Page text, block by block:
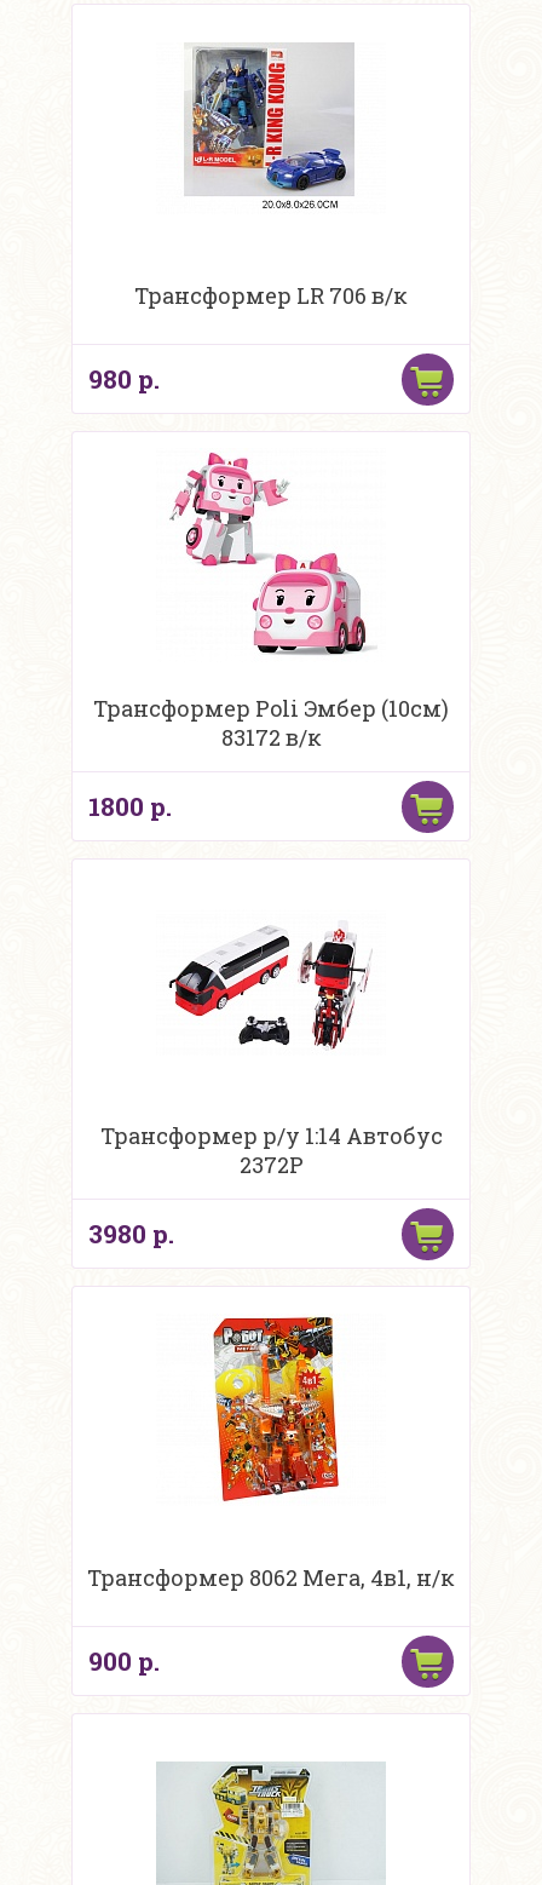
Трансформер LR 706 в/к
980 р.
Трансформер Poli Эмбер (10см)
83172 в/к
1800 р.
Трансформер р/у 1:14 Автобус
2372P
3980 р.
Трансформер 8062 Мега, 4в1, н/к
900 р.